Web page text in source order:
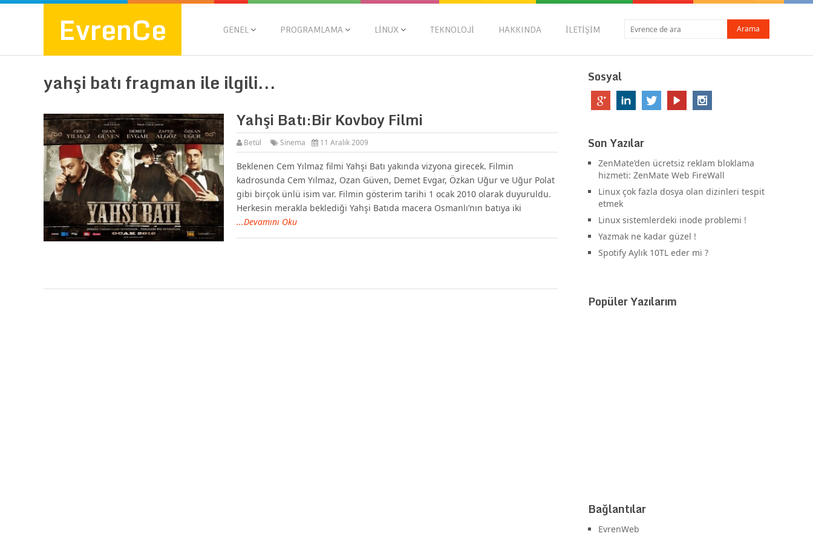
EvrenCe GENEL PROGRAMLAMA LINUX TEKNOLOJI HAKKINDA İLETIŞIM
yahşi batı fragman ile ilgili...
Yahşi Batı:Bir Kovboy Filmi
Betül Sinema 11 Aralık 2009
Beklenen Cem Yılmaz filmi Yahşi Batı yakında vizyona girecek. Filmin
kadrosunda Cem Yılmaz, Ozan Güven, Demet Evgar, Özkan Uğur ve Uğur Polat
gibi birçok ünlü isim var. Filmin gösterim tarihi 1 ocak 2010 olarak duyuruldu.
Herkesin merakla beklediği Yahşi Batıda macera Osmanlı’nın batıya iki
...Devamını Oku
Sosyal
Son Yazılar
ZenMate’den ücretsiz reklam bloklama
hizmeti: ZenMate Web FireWall
Linux çok fazla dosya olan dizinleri tespit
etmek
Linux sistemlerdeki inode problemi !
Yazmak ne kadar güzel !
Spotify Aylık 10TL eder mi ?
Popüler Yazılarım
Bağlantılar
EvrenWeb